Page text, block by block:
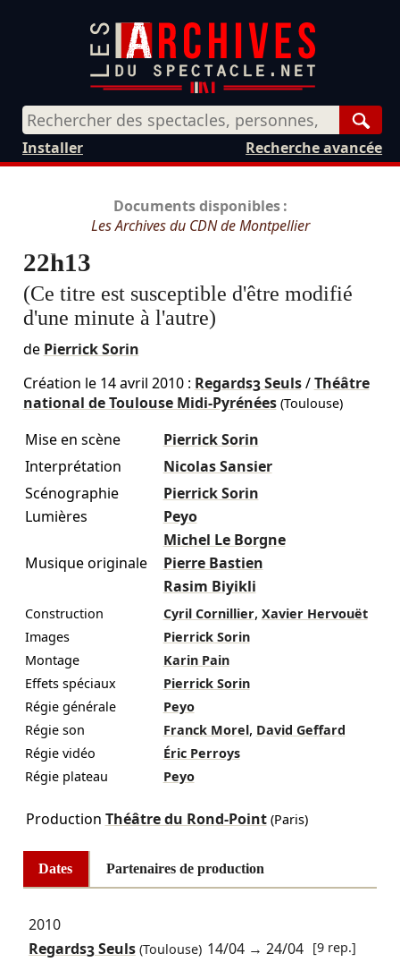
Recherche avancée
Installer
Documents disponibles :
Les Archives du CDN de Montpellier
22h13
(Ce titre est susceptible d'être modifié
d'une minute à l'autre)
de Pierrick Sorin
Création le 14 avril 2010: Regards3 Seuls/Théâtre
national de Toulouse Midi-Pyrénées(Toulouse)
Mise en scène
Pierrick Sorin
Interprétation
Nicolas Sansier
Scénographie
Pierrick Sorin
Lumières
Peyo
Michel Le Borgne
Musique originale
Pierre Bastien
Rasim Biyikli
Construction Cyril Cornillier, Xavier Hervouët
Images
Pierrick Sorin
Montage
Karin Pain
Effets spéciaux
Pierrick Sorin
Régie générale
Peyo
Régie son
Franck Morel, David Geffard
Régie vidéo
Éric Perroys
Régie plateau
Peyo
Production Théâtre du Rond-Point(Paris)
Dates Partenaires de production
2010
Regards3 Seuls(Toulouse) 14/04 →24/04 [9 rep.]